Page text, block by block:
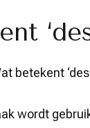
betekent
wordt